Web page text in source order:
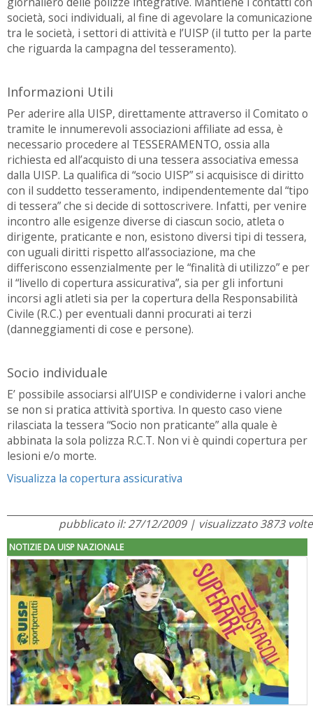
società, soci individuali, al fine di agevolare la comunicazione
tra le società, i settori di attività e l’UISP (il tutto per la parte
che riguarda la campagna del tesseramento).
Informazioni Utili
Per aderire alla UISP, direttamente attraverso il Comitato o
tramite le innumerevoli associazioni affiliate ad essa, è
necessario procedere al TESSERAMENTO, ossia alla
richiesta ed all’acquisto di una tessera associativa emessa
dalla UISP. La qualifica di “socio UISP” si acquisisce di diritto
con il suddetto tesseramento, indipendentemente dal “tipo
di tessera” che si decide di sottoscrivere. Infatti, per venire
incontro alle esigenze diverse di ciascun socio, atleta o
dirigente, praticante e non, esistono diversi tipi di tessera,
con uguali diritti rispetto all’associazione, ma che
differiscono essenzialmente per le “finalità di utilizzo” e per
il “livello di copertura assicurativa”, sia per gli infortuni
incorsi agli atleti sia per la copertura della Responsabilità
Civile (R.C.) per eventuali danni procurati ai terzi
(danneggiamenti di cose e persone).
Socio individuale
E’ possibile associarsi all’UISP e condividerne i valori anche
se non si pratica attività sportiva. In questo caso viene
rilasciata la tessera “Socio non praticante” alla quale è
abbinata la sola polizza R.C.T. Non vi è quindi copertura per
lesioni e/o morte.
Visualizza la copertura assicurativa
pubblicato il: 27/12/2009 | visualizzato 3873 volte
NOTIZIE DA UISP NAZIONALE